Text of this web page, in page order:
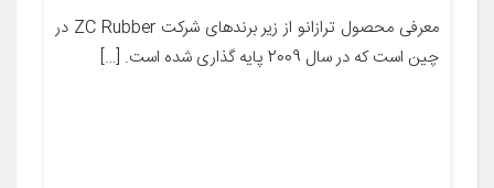
معرفی محصول ترازانو از زیر برندهای شرکت ZC Rubber در
چین است که در سال 2009 پایه گذاری شده است. […]